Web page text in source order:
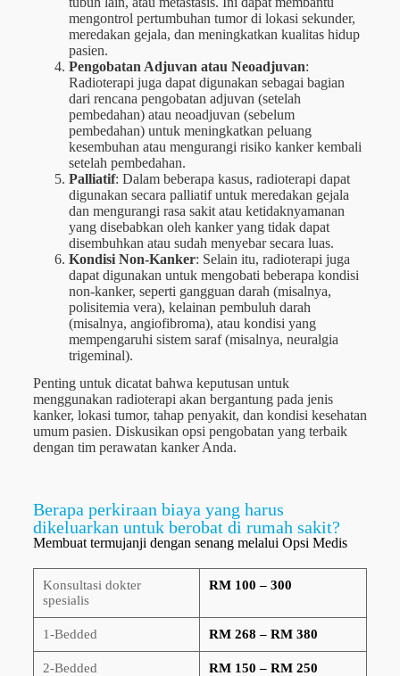
mengontrol pertumbuhan tumor di lokasi sekunder,
meredakan gejala, dan meningkatkan kualitas hidup
pasien.
Pengobatan Adjuvan atau Neoadjuvan:
Radioterapi juga dapat digunakan sebagai bagian
dari rencana pengobatan adjuvan (setelah
pembedahan) atau neoadjuvan (sebelum
pembedahan) untuk meningkatkan peluang
kesembuhan atau mengurangi risiko kanker kembali
setelah pembedahan.
Palliatif: Dalam beberapa kasus, radioterapi dapat
digunakan secara palliatif untuk meredakan gejala
dan mengurangi rasa sakit atau ketidaknyamanan
yang disebabkan oleh kanker yang tidak dapat
disembuhkan atau sudah menyebar secara luas.
Kondisi Non-Kanker: Selain itu, radioterapi juga
dapat digunakan untuk mengobati beberapa kondisi
non-kanker, seperti gangguan darah (misalnya,
polisitemia vera), kelainan pembuluh darah
(misalnya, angiofibroma), atau kondisi yang
mempengaruhi sistem saraf (misalnya, neuralgia
trigeminal).
Penting untuk dicatat bahwa keputusan untuk
menggunakan radioterapi akan bergantung pada jenis
kanker, lokasi tumor, tahap penyakit, dan kondisi kesehatan
umum pasien. Diskusikan opsi pengobatan yang terbaik
dengan tim perawatan kanker Anda.
Berapa perkiraan biaya yang harus
dikeluarkan untuk berobat di rumah sakit?
Membuat termujanji dengan senang melalui Opsi Medis
Konsultasi dokter
spesialis
RM 100 – 300
1-Bedded RM 268 – RM 380
2-Bedded RM 150 – RM 250